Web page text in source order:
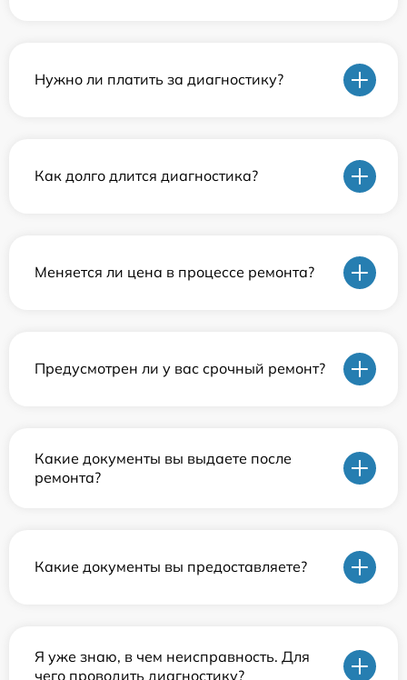
Нужно ли платить за диагностику?
Как долго длится диагностика?
Меняется ли цена в процессе ремонта?
Предусмотрен ли у вас срочный ремонт?
Какие документы вы выдаете после
ремонта?
Какие документы вы предоставляете?
Я уже знаю, в чем неисправность. Для
чего проводить диагностику?